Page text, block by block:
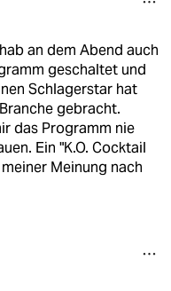
an dem Abend auch
geschaltet und
Schlagerstar hat
gebracht.
das Programm nie
Ein "K.O. Cocktail
Meinung nach